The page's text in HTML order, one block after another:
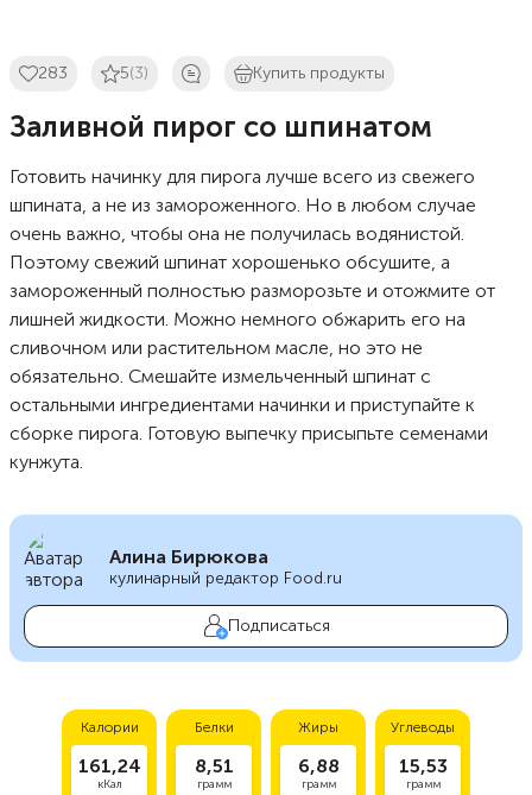
283 5(3) Купить продукты
Заливной пирог со шпинатом
Готовить начинку для пирога лучше всего из свежего
шпината, а не из замороженного. Но в любом случае
очень важно, чтобы она не получилась водянистой.
Поэтому свежий шпинат хорошенько обсушите, а
замороженный полностью разморозьте и отожмите от
лишней жидкости. Можно немного обжарить его на
сливочном или растительном масле, но это не
обязательно. Смешайте измельченный шпинат с
остальными ингредиентами начинки и приступайте к
сборке пирога. Готовую выпечку присыпьте семенами
кунжута.
Алина Бирюкова
кулинарный редактор Food.ru
Подписаться
Калории
161,24
кКал
Белки
8,51
грамм
Жиры
6,88
грамм
Углеводы
15,53
грамм